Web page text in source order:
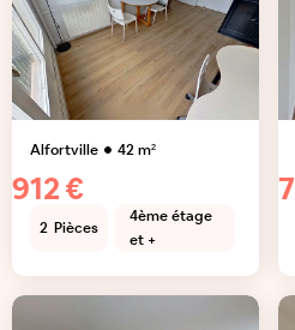
Alfortville 42m²
912 €
2 Pièces
4ème étage
et +